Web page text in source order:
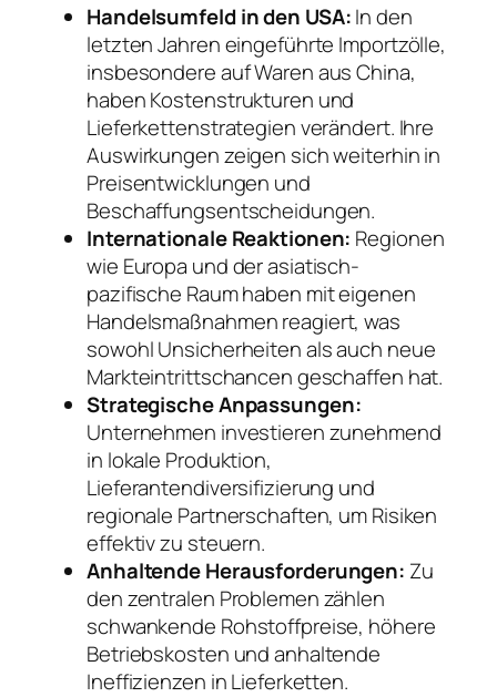
Handelsumfeld in den USA:In den
letzten Jahren eingeführte Importzölle,
insbesondere auf Waren aus China,
haben Kostenstrukturen und
Lieferkettenstrategien verändert. Ihre
Auswirkungen zeigen sich weiterhin in
Preisentwicklungen und
Beschaffungsentscheidungen.
Internationale Reaktionen: Regionen
wie Europa und der asiatisch-
pazifische Raum haben mit eigenen
Handelsmaßnahmen reagiert, was
sowohl Unsicherheiten als auch neue
Markteintrittschancen geschaffen hat.
Strategische Anpassungen:
Unternehmen investieren zunehmend
in lokale Produktion,
Lieferantendiversifizierung und
regionale Partnerschaften, um Risiken
effektiv zu steuern.
Anhaltende Herausforderungen: Zu
den zentralen Problemen zählen
schwankende Rohstoffpreise, höhere
Betriebskosten und anhaltende
Ineffizienzen in Lieferketten.